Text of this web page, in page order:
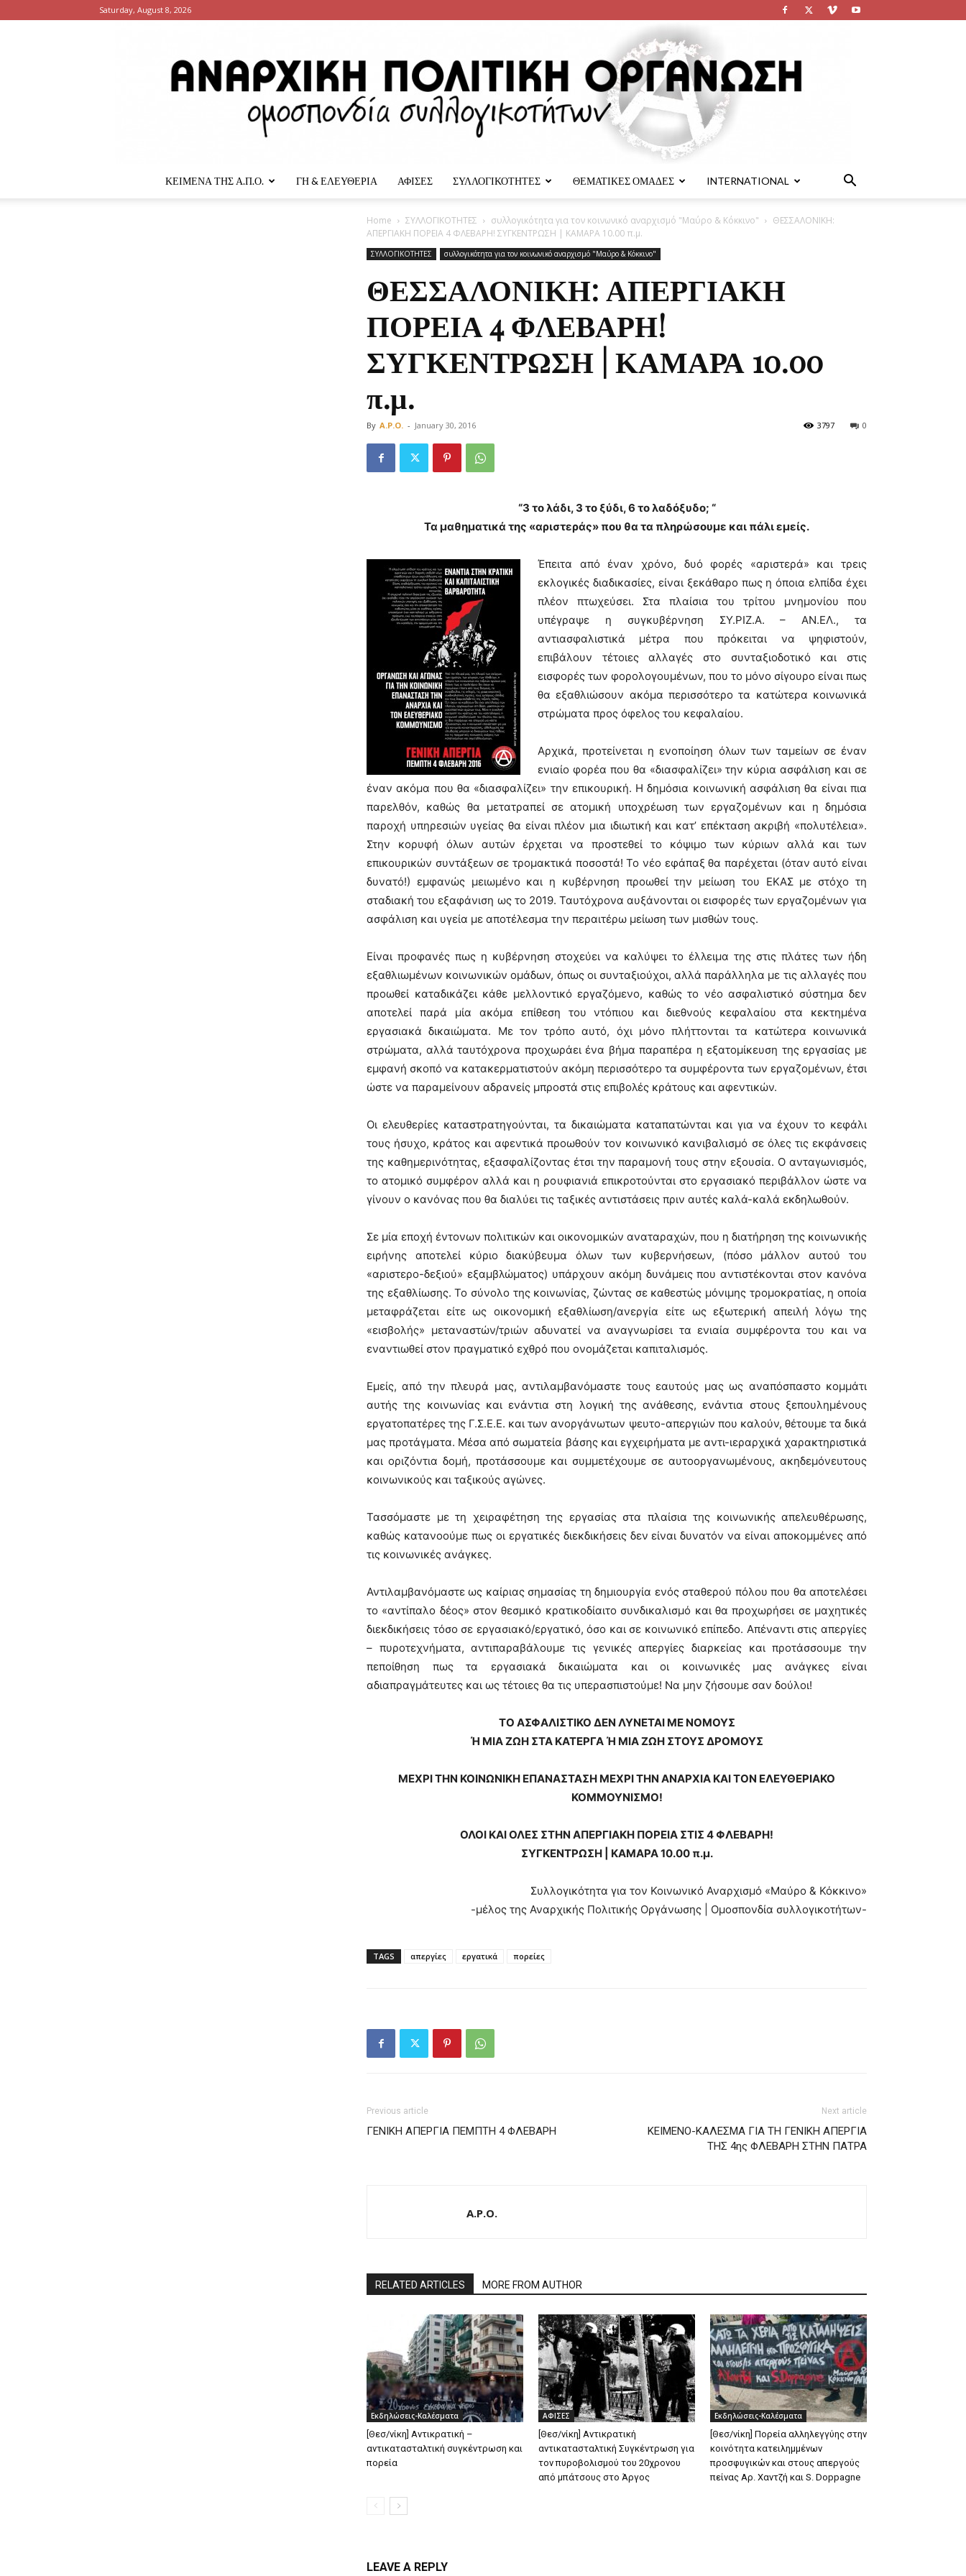
Saturday, August 8, 2026
Πολιτική
ΚΕΙΜΕΝΑ ΤΗΣ Α.Π.Ο. ΓΗ & ΕΛΕΥΘΕΡΙΑ ΑΦΙΣΕΣ ΣΥΛΛΟΓΙΚΟΤΗΤΕΣ ΘΕΜΑΤΙΚΕΣ ΟΜΑΔΕΣ INTERNATIONAL
Home ΣΥΛΛΟΓΙΚΟΤΗΤΕΣ συλλογικότητα για τον κοινωνικό αναρχισμό "Μαύρο & Κόκκινο"
ΘΕΣΣΑΛΟΝΙΚΗ:
ΑΠΕΡΓΙΑΚΗ ΠΟΡΕΙΑ 4 ΦΛΕΒΑΡΗ! ΣΥΓΚΕΝΤΡΩΣΗ | ΚΑΜΑΡΑ 10.00 π.μ.
ΣΥΛΛΟΓΙΚΟΤΗΤΕΣ συλλογικότητα για τον κοινωνικό αναρχισμό "Μαύρο & Κόκκινο"
ΘΕΣΣΑΛΟΝΙΚΗ: ΑΠΕΡΓΙΑΚΗ
ΠΟΡΕΙΑ 4 ΦΛΕΒΑΡΗ!
ΣΥΓΚΕΝΤΡΩΣΗ | ΚΑΜΑΡΑ 10.00
π.μ.
By A.P.O. - January 30, 2016 0
3797
“3 το λάδι, 3 το ξύδι, 6 το λαδόξυδο; “
Τα μαθηματικά της «αριστεράς» που θα τα πληρώσουμε και πάλι εμείς.
Έπειτα από έναν χρόνο, δυό φορές «αριστερά» και τρεις
εκλογικές διαδικασίες, είναι ξεκάθαρο πως η όποια ελπίδα έχει
πλέον πτωχεύσει. Στα πλαίσια του τρίτου μνημονίου που
υπέγραψε η συγκυβέρνηση ΣΥ.ΡΙΖ.Α. – ΑΝ.ΕΛ., τα
αντιασφαλιστικά μέτρα που πρόκειται να ψηφιστούν,
επιβάλουν τέτοιες αλλαγές στο συνταξιοδοτικό και στις
εισφορές των φορολογουμένων, που το μόνο σίγουρο είναι πως
θα εξαθλιώσουν ακόμα περισσότερο τα κατώτερα κοινωνικά
στρώματα προς όφελος του κεφαλαίου.
Αρχικά, προτείνεται η ενοποίηση όλων των ταμείων σε έναν
ενιαίο φορέα που θα «διασφαλίζει» την κύρια ασφάλιση και σε
έναν ακόμα που θα «διασφαλίζει» την επικουρική. Η δημόσια κοινωνική ασφάλιση θα είναι πια
παρελθόν, καθώς θα μετατραπεί σε ατομική υποχρέωση των εργαζομένων και η δημόσια
παροχή υπηρεσιών υγείας θα είναι πλέον μια ιδιωτική και κατ’ επέκταση ακριβή «πολυτέλεια».
Στην κορυφή όλων αυτών έρχεται να προστεθεί το κόψιμο των κύριων αλλά και των
επικουρικών συντάξεων σε τρομακτικά ποσοστά! Το νέο εφάπαξ θα παρέχεται (όταν αυτό είναι
δυνατό!) εμφανώς μειωμένο και η κυβέρνηση προωθεί την μείωση του ΕΚΑΣ με στόχο τη
σταδιακή του εξαφάνιση ως το 2019. Ταυτόχρονα αυξάνονται οι εισφορές των εργαζομένων για
ασφάλιση και υγεία με αποτέλεσμα την περαιτέρω μείωση των μισθών τους.
Είναι προφανές πως η κυβέρνηση στοχεύει να καλύψει το έλλειμα της στις πλάτες των ήδη
εξαθλιωμένων κοινωνικών ομάδων, όπως οι συνταξιούχοι, αλλά παράλληλα με τις αλλαγές που
προωθεί καταδικάζει κάθε μελλοντικό εργαζόμενο, καθώς το νέο ασφαλιστικό σύστημα δεν
αποτελεί παρά μία ακόμα επίθεση του ντόπιου και διεθνούς κεφαλαίου στα κεκτημένα
εργασιακά δικαιώματα. Με τον τρόπο αυτό, όχι μόνο πλήττονται τα κατώτερα κοινωνικά
στρώματα, αλλά ταυτόχρονα προχωράει ένα βήμα παραπέρα η εξατομίκευση της εργασίας με
εμφανή σκοπό να κατακερματιστούν ακόμη περισσότερο τα συμφέροντα των εργαζομένων, έτσι
ώστε να παραμείνουν αδρανείς μπροστά στις επιβολές κράτους και αφεντικών.
Οι ελευθερίες καταστρατηγούνται, τα δικαιώματα καταπατώνται και για να έχουν το κεφάλι
τους ήσυχο, κράτος και αφεντικά προωθούν τον κοινωνικό κανιβαλισμό σε όλες τις εκφάνσεις
της καθημερινότητας, εξασφαλίζοντας έτσι την παραμονή τους στην εξουσία. Ο ανταγωνισμός,
το ατομικό συμφέρον αλλά και η ρουφιανιά επικροτούνται στο εργασιακό περιβάλλον ώστε να
γίνουν ο κανόνας που θα διαλύει τις ταξικές αντιστάσεις πριν αυτές καλά-καλά εκδηλωθούν.
Σε μία εποχή έντονων πολιτικών και οικονομικών αναταραχών, που η διατήρηση της κοινωνικής
ειρήνης αποτελεί κύριο διακύβευμα όλων των κυβερνήσεων, (πόσο μάλλον αυτού του
«αριστερο-δεξιού» εξαμβλώματος) υπάρχουν ακόμη δυνάμεις που αντιστέκονται στον κανόνα
της εξαθλίωσης. Το σύνολο της κοινωνίας, ζώντας σε καθεστώς μόνιμης τρομοκρατίας, η οποία
μεταφράζεται είτε ως οικονομική εξαθλίωση/ανεργία είτε ως εξωτερική απειλή λόγω της
«εισβολής» μεταναστών/τριών αδυνατεί να αναγνωρίσει τα ενιαία συμφέροντα του και να
εναντιωθεί στον πραγματικό εχθρό που ονομάζεται καπιταλισμός.
Εμείς, από την πλευρά μας, αντιλαμβανόμαστε τους εαυτούς μας ως αναπόσπαστο κομμάτι
αυτής της κοινωνίας και ενάντια στη λογική της ανάθεσης, ενάντια στους ξεπουλημένους
εργατοπατέρες της Γ.Σ.Ε.Ε. και των ανοργάνωτων ψευτο-απεργιών που καλούν, θέτουμε τα δικά
μας προτάγματα. Μέσα από σωματεία βάσης και εγχειρήματα με αντι-ιεραρχικά χαρακτηριστικά
και οριζόντια δομή, προτάσσουμε και συμμετέχουμε σε αυτοοργανωμένους, ακηδεμόνευτους
κοινωνικούς και ταξικούς αγώνες.
Τασσόμαστε με τη χειραφέτηση της εργασίας στα πλαίσια της κοινωνικής απελευθέρωσης,
καθώς κατανοούμε πως οι εργατικές διεκδικήσεις δεν είναι δυνατόν να είναι αποκομμένες από
τις κοινωνικές ανάγκες.
Αντιλαμβανόμαστε ως καίριας σημασίας τη δημιουργία ενός σταθερού πόλου που θα αποτελέσει
το «αντίπαλο δέος» στον θεσμικό κρατικοδίαιτο συνδικαλισμό και θα προχωρήσει σε μαχητικές
διεκδικήσεις τόσο σε εργασιακό/εργατικό, όσο και σε κοινωνικό επίπεδο. Απέναντι στις απεργίες
– πυροτεχνήματα, αντιπαραβάλουμε τις γενικές απεργίες διαρκείας και προτάσσουμε την
πεποίθηση πως τα εργασιακά δικαιώματα και οι κοινωνικές μας ανάγκες είναι
αδιαπραγμάτευτες και ως τέτοιες θα τις υπερασπιστούμε! Να μην ζήσουμε σαν δούλοι!
ΤΟ ΑΣΦΑΛΙΣΤΙΚΟ ΔΕΝ ΛΥΝΕΤΑΙ ΜΕ ΝΟΜΟΥΣ
Ή ΜΙΑ ΖΩΗ ΣΤΑ ΚΑΤΕΡΓΑ Ή ΜΙΑ ΖΩΗ ΣΤΟΥΣ ΔΡΟΜΟΥΣ
ΜΕΧΡΙ ΤΗΝ ΚΟΙΝΩΝΙΚΗ ΕΠΑΝΑΣΤΑΣΗ ΜΕΧΡΙ ΤΗΝ ΑΝΑΡΧΙΑ ΚΑΙ ΤΟΝ ΕΛΕΥΘΕΡΙΑΚΟ
ΚΟΜΜΟΥΝΙΣΜΟ!
ΟΛΟΙ ΚΑΙ ΟΛΕΣ ΣΤΗΝ ΑΠΕΡΓΙΑΚΗ ΠΟΡΕΙΑ ΣΤΙΣ 4 ΦΛΕΒΑΡΗ!
ΣΥΓΚΕΝΤΡΩΣΗ | ΚΑΜΑΡΑ 10.00 π.μ.
Συλλογικότητα για τον Κοινωνικό Αναρχισμό «Μαύρο & Κόκκινο»
-μέλος της Αναρχικής Πολιτικής Οργάνωσης | Ομοσπονδία συλλογικοτήτων-
TAGS απεργίες εργατικά πορείες
Previous article
ΓΕΝΙΚΗ ΑΠΕΡΓΙΑ ΠΕΜΠΤΗ 4 ΦΛΕΒΑΡΗ
Next article
ΚEIMENO-ΚΑΛΕΣΜΑ ΓΙΑ ΤΗ ΓΕΝΙΚΗ ΑΠΕΡΓΙΑ
ΤΗΣ 4ης ΦΛΕΒΑΡΗ ΣΤΗΝ ΠΑΤΡΑ
A.P.O.
RELATED ARTICLES MORE FROM AUTHOR
Εκδηλώσεις-Καλέσματα
[Θεσ/νίκη] Αντικρατική –
αντικατασταλτική συγκέντρωση και
πορεία
ΑΦΙΣΕΣ
[Θεσ/νίκη] Αντικρατική
αντικατασταλτική Συγκέντρωση για
τον πυροβολισμού του 20χρονου
από μπάτσους στο Άργος
Εκδηλώσεις-Καλέσματα
[Θεσ/νίκη] Πορεία αλληλεγγύης στην
κοινότητα κατειλημμένων
προσφυγικών και στους απεργούς
πείνας Αρ. Χαντζή και S. Doppagne
LEAVE A REPLY